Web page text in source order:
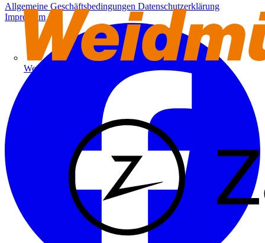
Weidmüller
Allgemeine Geschäftsbedingungen Datenschutzerklärung
Impressum